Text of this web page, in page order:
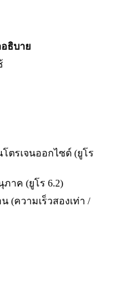
ธิบาย
ตรเจนออกไซด์ (ยูโร
ภาค (ยูโร 6.2)
(ความเร็วสองเท่า /